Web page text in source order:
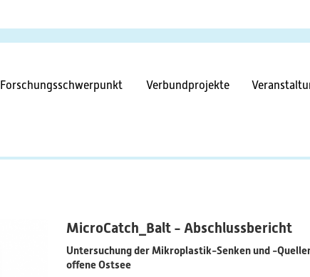
Forschungsschwerpunkt Verbundprojekte
MicroCatch_Balt - Abschlussbericht
Untersuchung der Mikroplastik-Senken und -
offene Ostsee